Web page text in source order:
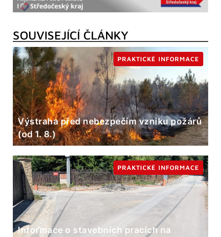
SOUVISEJÍCÍ ČLÁNKY
Výstraha před nebezpečím vzniku požárů
(od 1. 8.)
PRAKTICKÉ INFORMACE
Informace o stavebních pracích na
PRAKTICKÉ INFORMACE